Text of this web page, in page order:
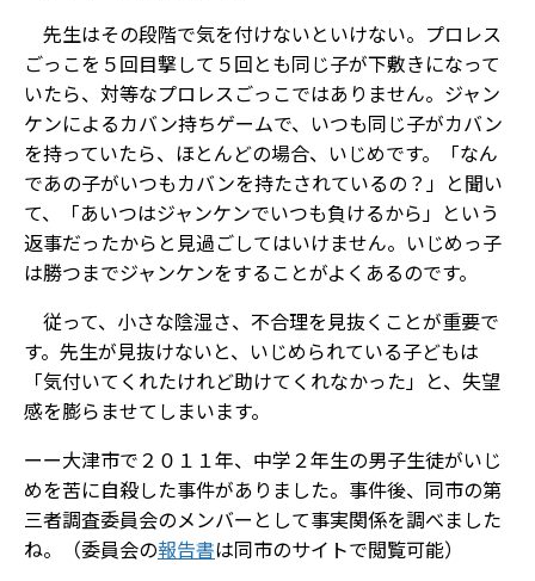
先生はその段階で気を付けないといけない。プロレス
ごっこを５回目撃して５回とも同じ子が下敷きになって
いたら、対等なプロレスごっこではありません。ジャン
ケンによるカバン持ちゲームで、いつも同じ子がカバン
を持っていたら、ほとんどの場合、いじめです。「なん
であの子がいつもカバンを持たされているの？」と聞い
て、「あいつはジャンケンでいつも負けるから」という
返事だったからと見過ごしてはいけません。いじめっ子
は勝つまでジャンケンをすることがよくあるのです。
従って、小さな陰湿さ、不合理を見抜くことが重要で
す。先生が見抜けないと、いじめられている子どもは
「気付いてくれたけれど助けてくれなかった」と、失望
感を膨らませてしまいます。
ーー大津市で２０１１年、中学２年生の男子生徒がいじ
めを苦に自殺した事件がありました。事件後、同市の第
三者調査委員会のメンバーとして事実関係を調べました
ね。（委員会の報告書は同市のサイトで閲覧可能）